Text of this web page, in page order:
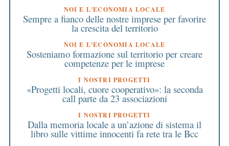
NOI E L'ECONOMIA LOCALE
Sempre a fianco delle nostre imprese per favorire
la crescita del territorio
NOI E L'ECONOMIA LOCALE
Sosteniamo formazione sul territorio per creare
competenze per le imprese
I NOSTRI PROGETTI
«Progetti locali, cuore cooperativo»: la seconda
call parte da 23 associazioni
I NOSTRI PROGETTI
Dalla memoria locale a un’azione di sistema il
libro sulle vittime innocenti fa rete tra le Bcc